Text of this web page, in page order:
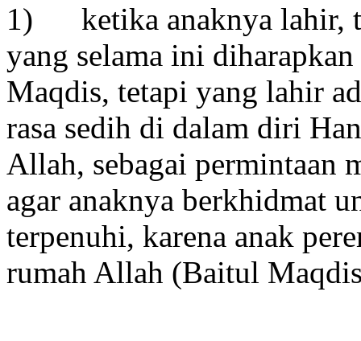
1) ketika anaknya lahir,
yang selama ini
Maqdis, tetapi yang lahir
rasa sedih di dalam diri
Allah, sebagai permintaan
agar anaknya berkhidmat
terpenuhi, karena anak
rumah Allah (Baitul